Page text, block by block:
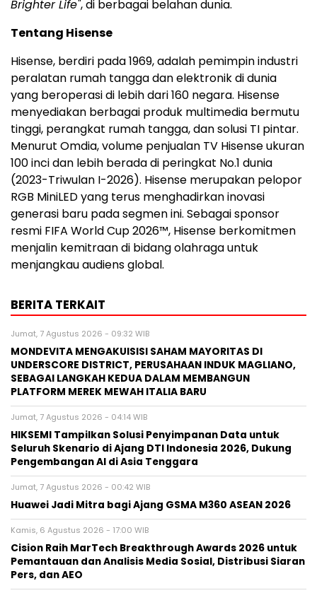
Brighter Life", di berbagai belahan dunia.
Tentang Hisense
Hisense, berdiri pada 1969, adalah pemimpin industri
peralatan rumah tangga dan elektronik di dunia
yang beroperasi di lebih dari 160 negara. Hisense
menyediakan berbagai produk multimedia bermutu
tinggi, perangkat rumah tangga, dan solusi TI pintar.
Menurut Omdia, volume penjualan TV Hisense ukuran
100 inci dan lebih berada di peringkat No.1 dunia
(2023-Triwulan I-2026). Hisense merupakan pelopor
RGB MiniLED yang terus menghadirkan inovasi
generasi baru pada segmen ini. Sebagai sponsor
resmi FIFA World Cup 2026™, Hisense berkomitmen
menjalin kemitraan di bidang olahraga untuk
menjangkau audiens global.
BERITA TERKAIT
Jumat, 7 Agustus 2026 - 09:32 WIB
MONDEVITA MENGAKUISISI SAHAM MAYORITAS DI
UNDERSCORE DISTRICT, PERUSAHAAN INDUK MAGLIANO,
SEBAGAI LANGKAH KEDUA DALAM MEMBANGUN
PLATFORM MEREK MEWAH ITALIA BARU
Jumat, 7 Agustus 2026 - 04:14 WIB
HIKSEMI Tampilkan Solusi Penyimpanan Data untuk
Seluruh Skenario di Ajang DTI Indonesia 2026, Dukung
Pengembangan AI di Asia Tenggara
Jumat, 7 Agustus 2026 - 00:42 WIB
Huawei Jadi Mitra bagi Ajang GSMA M360 ASEAN 2026
Kamis, 6 Agustus 2026 - 17:00 WIB
Cision Raih MarTech Breakthrough Awards 2026 untuk
Pemantauan dan Analisis Media Sosial, Distribusi Siaran
Pers, dan AEO